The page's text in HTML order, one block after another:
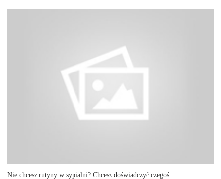
Nie chcesz rutyny w sypialni? Chcesz doświadczyć czegoś